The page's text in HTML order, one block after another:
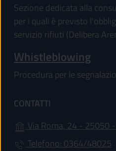
Sezione dedicata alla
per i quali è previsto
servizio rifiuti (Delibera
Whistleblowing
Procedura per le
CONTATTI
Via Roma, 24 - 25050
Telefono: 0364/48025